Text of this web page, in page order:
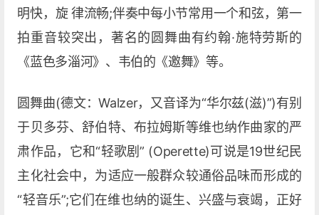
明快，旋 律流畅;伴奏中每小节常用一个和弦，第一
拍重音较突出，著名的圆舞曲有约翰·施特劳斯的
《蓝色多淄河》、韦伯的《邀舞》等。
圆舞曲(德文：Walzer，又音译为“华尔兹(滋)”)有别
于贝多芬、舒伯特、布拉姆斯等维也纳作曲家的严
肃作品，它和“轻歌剧” (Operette)可说是19世纪民
主化社会中，为适应一般群众较通俗品味而形成的
“轻音乐”;它们在维也纳的诞生、兴盛与衰竭，正好